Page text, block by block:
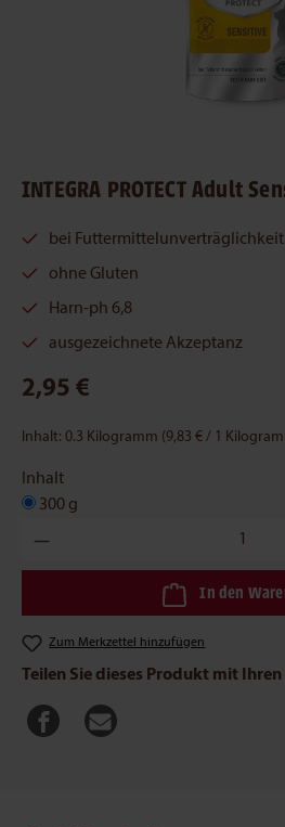
INTEGRA PROTECT Adult
bei Futtermittelunverträglichkeit
ohne Gluten
Harn-ph 6,8
ausgezeichnete Akzeptanz
2,95 €
Inhalt: 0.3 Kilogramm (9,83 € / 1
Inhalt
300 g
Produkt Anzahl: Gib den
In den
Zum Merkzettel hinzufügen
Teilen Sie dieses Produkt mit